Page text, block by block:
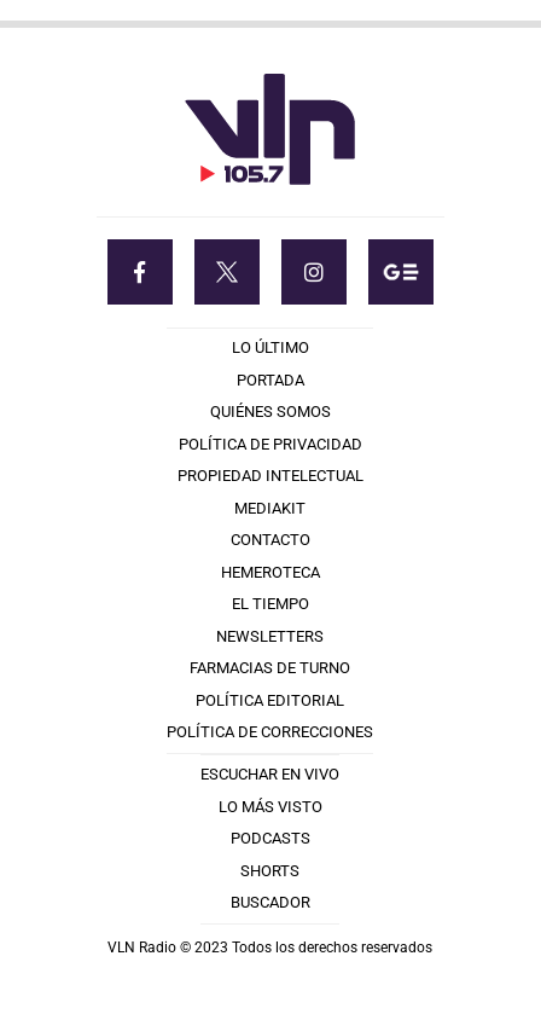
LO ÚLTIMO
PORTADA
QUIÉNES SOMOS
POLÍTICA DE PRIVACIDAD
PROPIEDAD INTELECTUAL
MEDIAKIT
CONTACTO
HEMEROTECA
EL TIEMPO
NEWSLETTERS
FARMACIAS DE TURNO
POLÍTICA EDITORIAL
POLÍTICA DE CORRECCIONES
ESCUCHAR EN VIVO
LO MÁS VISTO
PODCASTS
SHORTS
BUSCADOR
VLN Radio © 2023 Todos los derechos reservados